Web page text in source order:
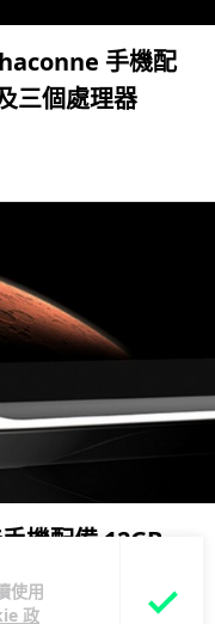
使用
政
手機配
三個處理器
機配備 12GB
素鏡頭